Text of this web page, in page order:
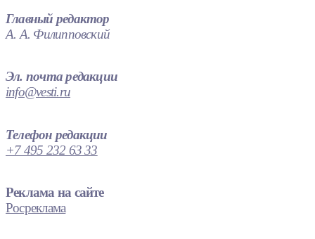
Главный редактор
А. А. Филипповский
Эл. почта редакции
info@vesti.ru
Телефон редакции
+7 495 232 63 33
Реклама на сайте
Росреклама